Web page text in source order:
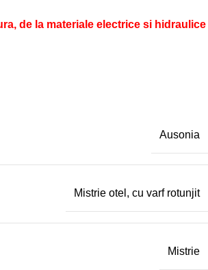
de la materiale electrice si hidraulice
Ausonia
Mistrie otel, cu varf rotunjit
Mistrie